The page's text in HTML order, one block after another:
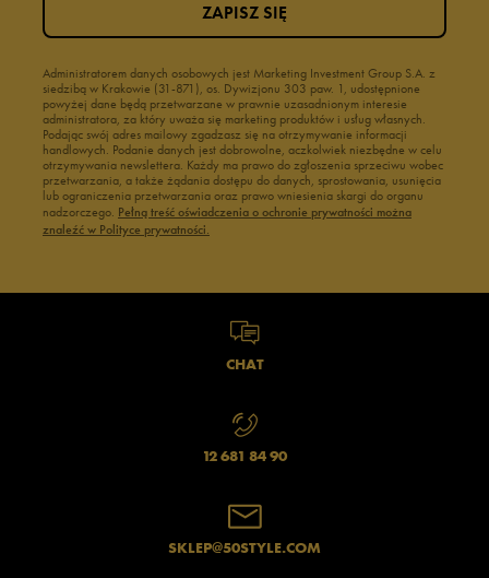
Administratorem danych osobowych jest Marketing Investment Group S.A. z
siedzibą w Krakowie (31-871), os. Dywizjonu 303 paw. 1, udostępnione
powyżej dane będą przetwarzane w prawnie uzasadnionym interesie
administratora, za który uważa się marketing produktów i usług własnych.
Podając swój adres mailowy zgadzasz się na otrzymywanie informacji
handlowych. Podanie danych jest dobrowolne, aczkolwiek niezbędne w celu
otrzymywania newslettera. Każdy ma prawo do zgłoszenia sprzeciwu wobec
przetwarzania, a także żądania dostępu do danych, sprostowania, usunięcia
lub ograniczenia przetwarzania oraz prawo wniesienia skargi do organu
nadzorczego. Pełną treść oświadczenia o ochronie prywatności można
znaleźć w Polityce prywatności.
ZAPISZ SIĘ
CHAT
12 681 84 90
SKLEP@50STYLE.COM